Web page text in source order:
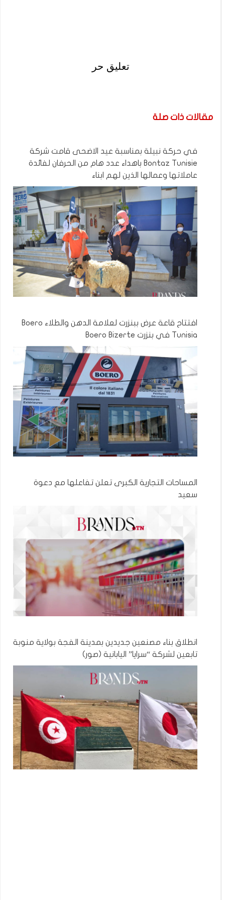
تعليق حر
مقالات ذات صلة
في حركة نبيلة بمناسبة عيد الاضحى قامت شركة
Bontaz Tunisie باهداء عدد هام من الحرفان لفائدة
عاملاتها وعمالها الذين لهم ابناء
افتتاح قاعة عرض ببنزرت لعلامة الدهن والطلاء Boero
Tunisia في بنزرت Boero Bizerte
المساحات التجارية الكبرى تعلن تفاعلها مع دعوة
سعيد
انطلاق بناء مصنعين جديدين بمدينة الفجة بولاية منوبة
تابعين لشركة “سرايا” اليابانية (صور)